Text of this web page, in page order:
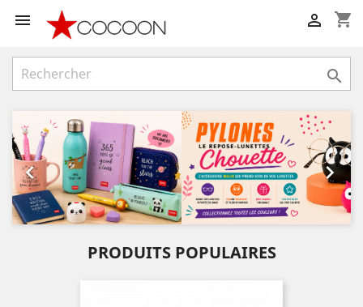
 shopping_cart



Précédent

PRODUITS POPULAIRES